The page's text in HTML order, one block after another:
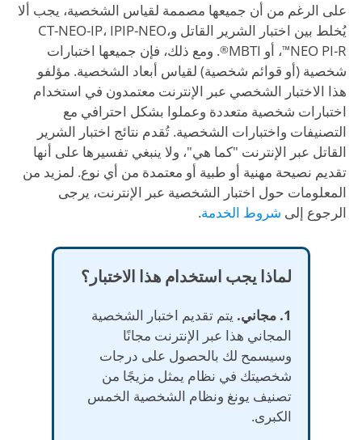
على الرغم من أن جميعها مصممة لقياس الشخصية، يجب ألا
يُخلط بين اختبار الشرير القاتل وCT-NEO-IP، IPIP-NEO،
NEO PI-R
™، أو MBTI ®. ومع ذلك، فإن جميعها اختبارات
شخصية (أو قوائم شخصية) لقياس أبعاد الشخصية. مؤلفو
هذا الاختبار الشخصي عبر الإنترنت معتمدون في استخدام
اختبارات شخصية متعددة وعملوا بشكل احترافي مع
التصنيفات واختبارات الشخصية. تُقدم نتائج اختبار الشرير
القاتل عبر الإنترنت "كما هي"، ولا ينبغي تفسيرها على أنها
تقديم نصيحة مهنية أو طبية أو معتمدة من أي نوع. لمزيد من
المعلومات حول اختبار الشخصية عبر الإنترنت، يرجى
الرجوع إلى شروط الخدمة.
لماذا يجب استخدام هذا الاختبار؟
1. مجاني.
يتم تقديم اختبار الشخصية
المجاني هذا عبر الإنترنت مجانًا
وسيسمح لك بالحصول على درجات
شخصيتك في نظام يمثل مزيجًا من
تصنيف يونغ ونظام الشخصية الخمس
الكبرى.